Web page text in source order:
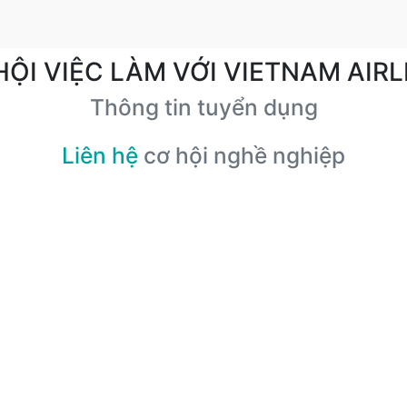
VIỆC LÀM VỚI VIETNAM
Thông tin tuyển dụng
Liên hệ cơ hội nghề nghiệp